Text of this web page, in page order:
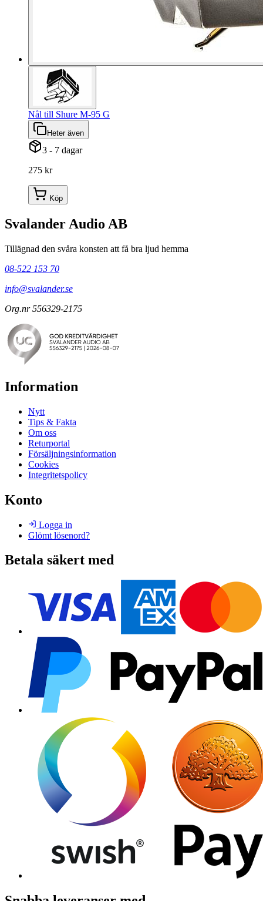
Nål till Shure M-95 G
Heter även
3 - 7 dagar
275 kr
Köp
Svalander Audio AB
Tillägnad den svåra konsten att få bra ljud hemma
08-522 153 70
info@svalander.se
Org.nr 556329-2175
Information
Nytt
Tips & Fakta
Om oss
Returportal
Försäljningsinformation
Cookies
Integritetspolicy
Konto
Logga in
Glömt lösenord?
Betala säkert med